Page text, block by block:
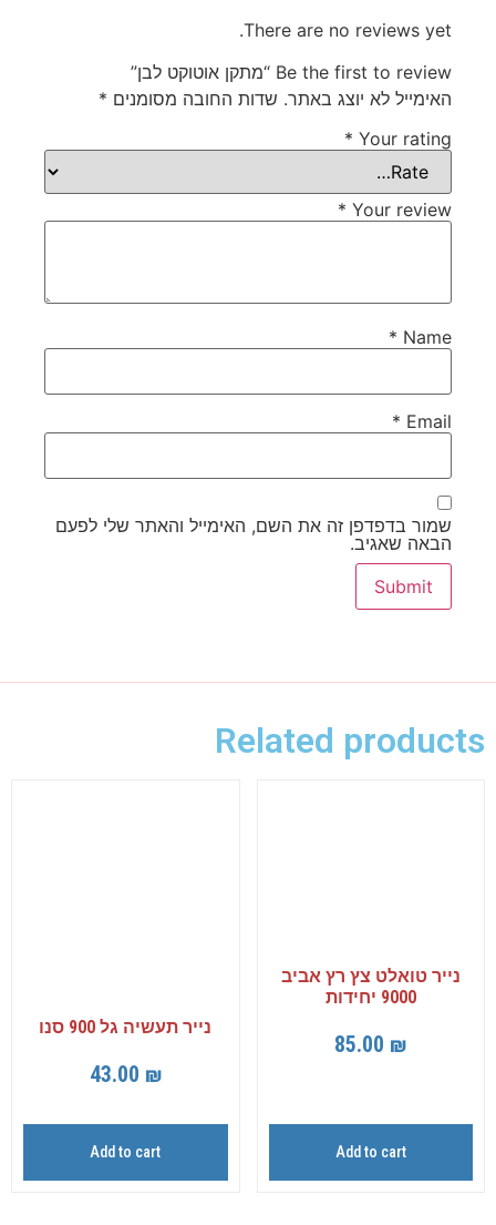
There are no reviews yet.
Be the first to review “מתקן אוטוקט לבן”
האימייל לא יוצג באתר. שדות החובה מסומנים *
Your rating
*
Your review
*
Name
*
Email
*
שמור בדפדפן זה את השם, האימייל והאתר שלי לפעם
הבאה שאגיב.
Related products
נייר טואלט צץ רץ אביב
9000 יחידות
85.00 ₪
Add to cart
נייר תעשיה גל 900 סנו
43.00 ₪
Add to cart